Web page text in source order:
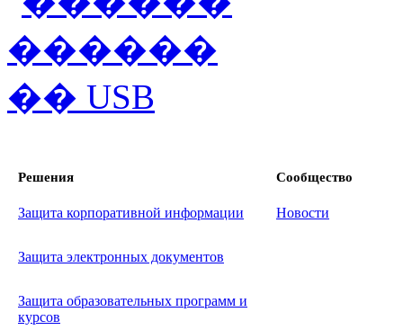
Решения Сообщество
Защита корпоративной информации Новости
Защита электронных документов
Защита образовательных программ и
курсов